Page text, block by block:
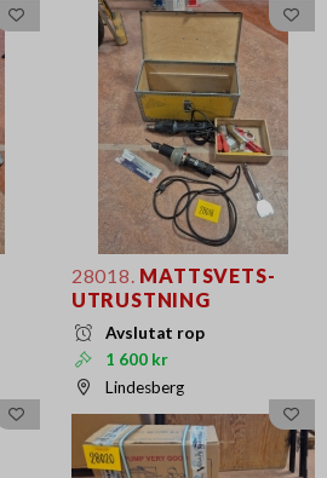
28018. MATTSVETS-
UTRUSTNING
Avslutat rop
1 600 kr
Lindesberg